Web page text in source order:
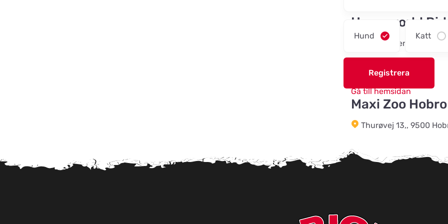
Horseworld
Ellehammersvej 4,
75882072
Gå till hemsidan
Maxi Zoo Hobro
Thurøvej 13,, 9500
Hund Katt
Registrera